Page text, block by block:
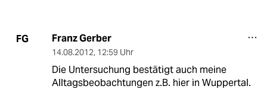
FG Franz Gerber
14.08.2012, 12:59 Uhr
Die Untersuchung bestätigt auch meine
Alltagsbeobachtungen z.B. hier in Wuppertal.